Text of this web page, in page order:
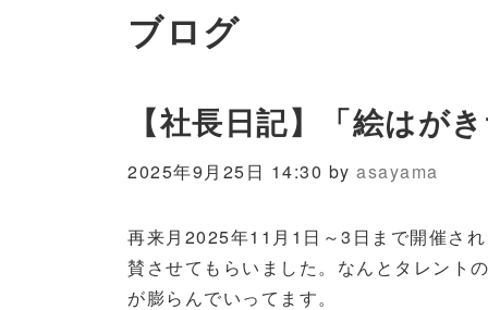
ブログ
【社長日記】「絵はが
2025年9月25日 14:30 by asayama
再来月2025年11月1日～3日まで開催され
賛させてもらいました。なんとタレント
が膨らんでいってます。